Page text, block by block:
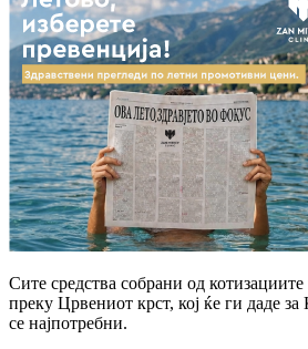
Сите средства собрани од
преку Црвениот крст, кој ќе ги даде
се најпотребни.